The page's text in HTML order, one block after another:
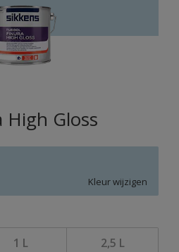
High Gloss
Kleur wijzigen
1 L 2,5 L